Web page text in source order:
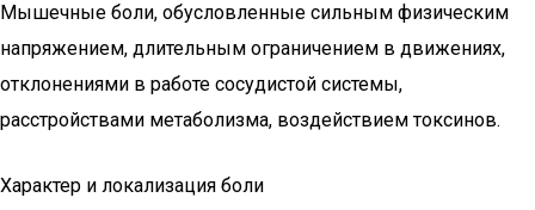
Мышечные боли, обусловленные сильным физическим
напряжением, длительным ограничением в движениях,
отклонениями в работе сосудистой системы,
расстройствами метаболизма, воздействием токсинов.
Характер и локализация боли